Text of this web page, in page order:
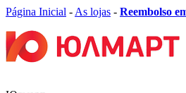
Página Inicial - As lojas - Reembolso